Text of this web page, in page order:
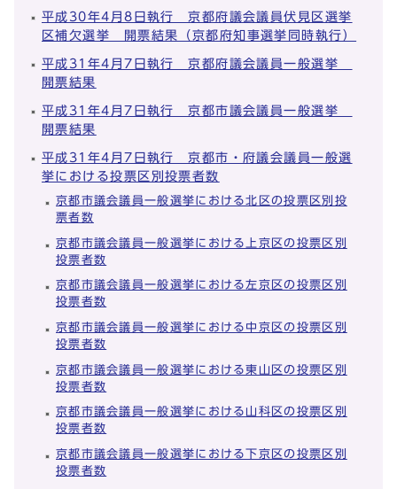
平成30年4月8日執行 京都府議会議員伏見区選挙
区補欠選挙 開票結果（京都府知事選挙同時執行）
平成31年4月7日執行 京都府議会議員一般選挙
開票結果
平成31年4月7日執行 京都市議会議員一般選挙
開票結果
平成31年4月7日執行 京都市・府議会議員一般選
挙における投票区別投票者数
京都市議会議員一般選挙における北区の投票区別投
票者数
京都市議会議員一般選挙における上京区の投票区別
投票者数
京都市議会議員一般選挙における左京区の投票区別
投票者数
京都市議会議員一般選挙における中京区の投票区別
投票者数
京都市議会議員一般選挙における東山区の投票区別
投票者数
京都市議会議員一般選挙における山科区の投票区別
投票者数
京都市議会議員一般選挙における下京区の投票区別
投票者数